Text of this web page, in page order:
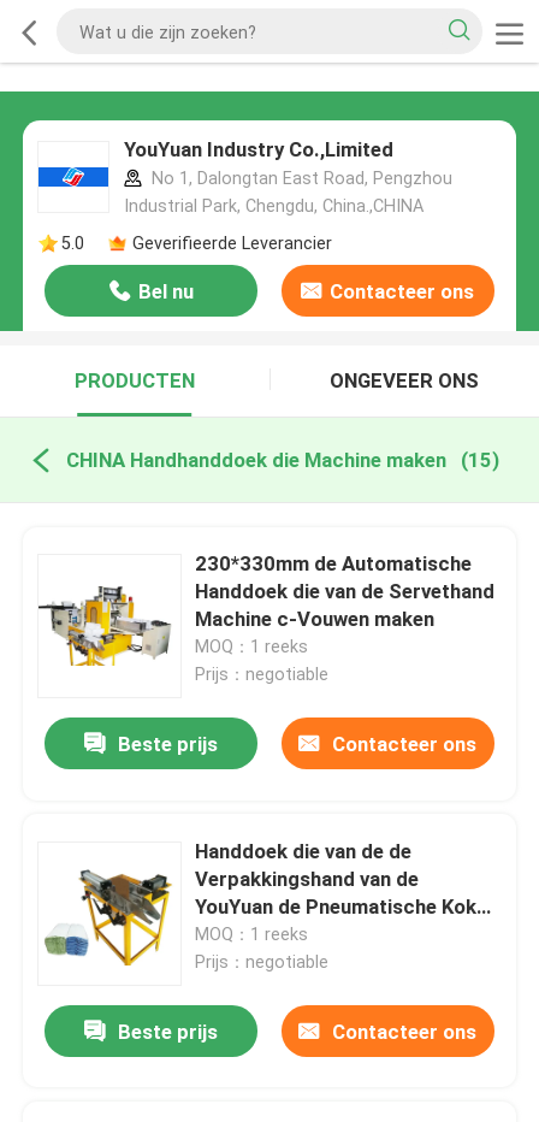
YouYuan Industry Co.,Limited
No 1, Dalongtan East Road, Pengzhou
Industrial Park, Chengdu, China.,CHINA
5.0
Geverifieerde Leverancier
Bel nu Contacteer ons
PRODUCTEN ONGEVEER ONS
CHINA Handhanddoek die Machine maken (15)
230*330mm de Automatische
Handdoek die van de Servethand
Machine c-Vouwen maken
MOQ：1 reeks
Prijs：negotiable
Beste prijs Contacteer ons
Handdoek die van de de
Verpakkingshand van de
YouYuan de Pneumatische Koker
Machine 80dB maken
MOQ：1 reeks
Prijs：negotiable
Beste prijs Contacteer ons